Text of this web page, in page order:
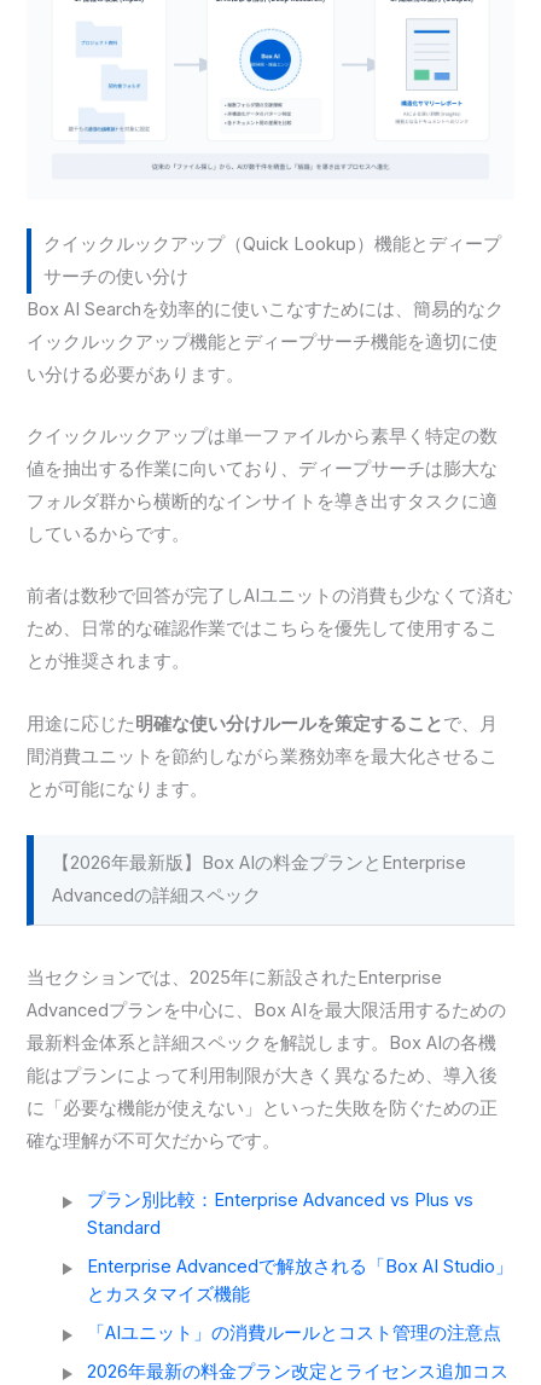
クイックルックアップ（Quick Lookup）機能とディープ
サーチの使い分け
Box AI Searchを効率的に使いこなすためには、簡易的なク
イックルックアップ機能とディープサーチ機能を適切に使
い分ける必要があります。
クイックルックアップは単一ファイルから素早く特定の数
値を抽出する作業に向いており、ディープサーチは膨大な
フォルダ群から横断的なインサイトを導き出すタスクに適
しているからです。
前者は数秒で回答が完了しAIユニットの消費も少なくて済む
ため、日常的な確認作業ではこちらを優先して使用するこ
とが推奨されます。
用途に応じた明確な使い分けルールを策定することで、月
間消費ユニットを節約しながら業務効率を最大化させるこ
とが可能になります。
【2026年最新版】Box AIの料金プランとEnterprise
Advancedの詳細スペック
当セクションでは、2025年に新設されたEnterprise
Advancedプランを中心に、Box AIを最大限活用するための
最新料金体系と詳細スペックを解説します。Box AIの各機
能はプランによって利用制限が大きく異なるため、導入後
に「必要な機能が使えない」といった失敗を防ぐための正
確な理解が不可欠だからです。
プラン別比較：Enterprise Advanced vs Plus vs
Standard
Enterprise Advancedで解放される「Box AI Studio」
とカスタマイズ機能
「AIユニット」の消費ルールとコスト管理の注意点
2026年最新の料金プラン改定とライセンス追加コス